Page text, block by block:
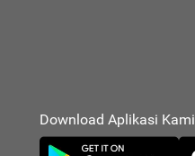
Download Aplikasi Kami